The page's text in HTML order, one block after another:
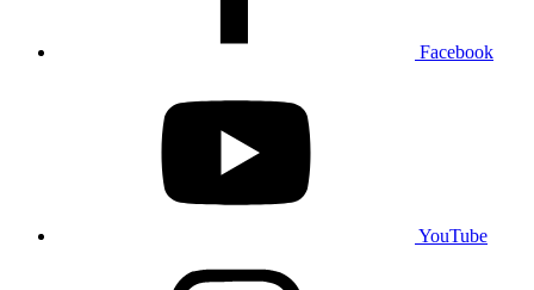
Facebook
YouTube